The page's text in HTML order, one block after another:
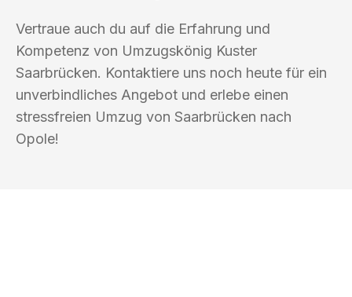
Vertraue auch du auf die Erfahrung und
Kompetenz von Umzugskönig Kuster
Saarbrücken. Kontaktiere uns noch heute für ein
unverbindliches Angebot und erlebe einen
stressfreien Umzug von Saarbrücken nach
Opole!